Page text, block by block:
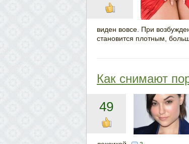
виден вовсе. При
становится плотным,
Как снимают
49